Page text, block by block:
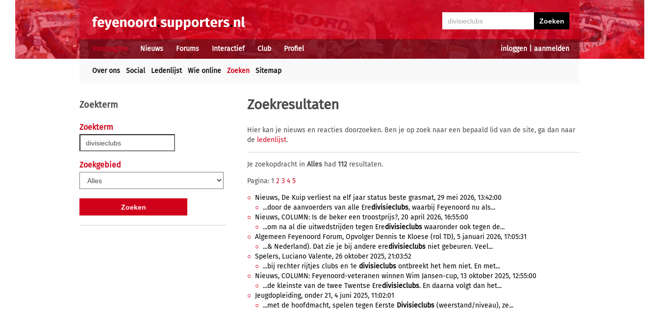
inloggen aanmelden
Voorpagina Nieuws Forums Interactief Club Profiel
Over ons Social Ledenlijst Wie online Zoeken Sitemap
Zoekterm
Zoekterm
Zoekgebied
Zoekresultaten
Hier kan je nieuws en reacties doorzoeken. Ben je op zoek naar een bepaald lid van de site, ga dan naar
de ledenlijst.
Je zoekopdracht in Alles had 112 resultaten.
Pagina: 1 2 3 4 5
Nieuws, De Kuip verliest na elf jaar status beste grasmat, 29 mei 2026, 13:42:00
...door de aanvoerders van alle Eredivisieclubs, waarbij Feyenoord nu als...
Nieuws, COLUMN: Is de beker een troostprijs?, 20 april 2026, 16:55:00
...om na al die uitwedstrijden tegen Eredivisieclubs waaronder ook tegen de...
Algemeen Feyenoord Forum, Opvolger Dennis te Kloese (rol TD), 5 januari 2026, 17:05:31
...& Nederland). Dat zie je bij andere eredivisieclubs niet gebeuren. Veel...
Spelers, Luciano Valente, 26 oktober 2025, 21:03:52
...bij rechter rijtjes clubs en 1e divisieclubs ontbreekt het hem niet. En met...
Nieuws, COLUMN: Feyenoord-veteranen winnen Wim Jansen-cup, 13 oktober 2025, 12:55:00
...de kleinste van de twee Twentse Eredivisieclubs. En daarna volgt dan het...
Jeugdopleiding, onder 21, 4 juni 2025, 11:02:01
...met de hoofdmacht, spelen tegen Eerste Divisieclubs (weerstand/niveau), ze...